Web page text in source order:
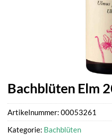
Bachblüten Elm
Artikelnummer: 00053261
Kategorie: Bachblüten